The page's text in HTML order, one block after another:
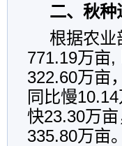
二、秋种
根据农业
771.19万亩
322.60万亩
同比慢
快23.30万
335.80万亩。